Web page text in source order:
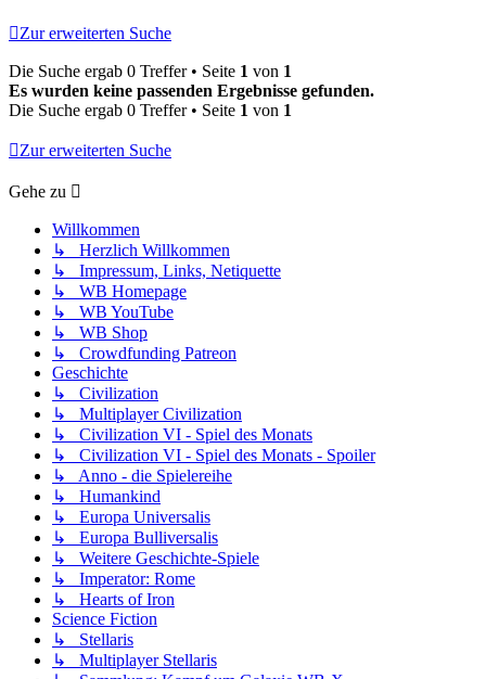
Zur erweiterten Suche
Die Suche ergab 0 Treffer • Seite 1 von 1
Es wurden keine passenden Ergebnisse gefunden.
Die Suche ergab 0 Treffer • Seite 1 von 1
Zur erweiterten Suche
Gehe zu
Willkommen
↳ Herzlich Willkommen
↳ Impressum, Links, Netiquette
↳ WB Homepage
↳ WB YouTube
↳ WB Shop
↳ Crowdfunding Patreon
Geschichte
↳ Civilization
↳ Multiplayer Civilization
↳ Civilization VI - Spiel des Monats
↳ Civilization VI - Spiel des Monats - Spoiler
↳ Anno - die Spielereihe
↳ Humankind
↳ Europa Universalis
↳ Europa Bulliversalis
↳ Weitere Geschichte-Spiele
↳ Imperator: Rome
↳ Hearts of Iron
Science Fiction
↳ Stellaris
↳ Multiplayer Stellaris